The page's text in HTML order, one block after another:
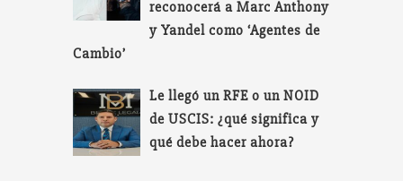
reconocerá a Marc Anthony
y Yandel como ‘Agentes de
Cambio’
Le llegó un RFE o un NOID
de USCIS: ¿qué significa y
qué debe hacer ahora?